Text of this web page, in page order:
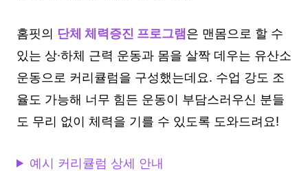
홈핏의 단체 체력증진 프로그램 은 맨몸으로 할 수
있는 상∙하체 근력 운동과 몸을 살짝 데우는 유산소
운동으로 커리큘럼을 구성했는데요. 수업 강도 조
율도 가능해 너무 힘든 운동이 부담스러우신 분들
도 무리 없이 체력을 기를 수 있도록 도와드려요!
예시 커리큘럼 상세 안내